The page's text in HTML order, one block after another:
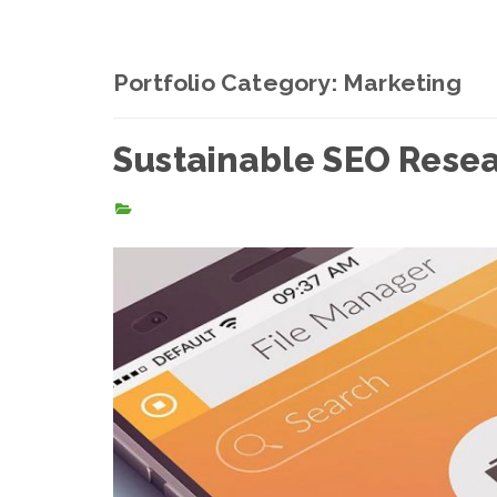
Portfolio Category: Marketing
Sustainable SEO